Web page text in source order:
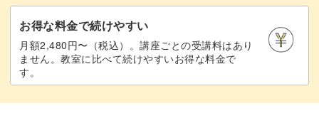
ル。
ぜひいろんなレシピを追加して、可愛いリアルフラワーを
作ってみてください♪
お得な料金で続けやすい
月額2,480円〜（税込）。講座ごとの受講料はあり
ません。教室に比べて続けやすいお得な料金で
す。